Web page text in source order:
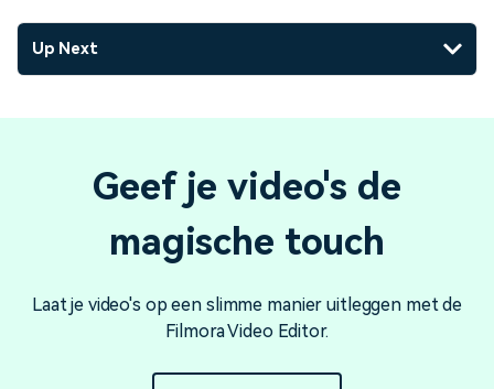
Up Next
Geef je video's de
magische touch
Laat je video's op een slimme manier uitleggen met de
Filmora Video Editor.